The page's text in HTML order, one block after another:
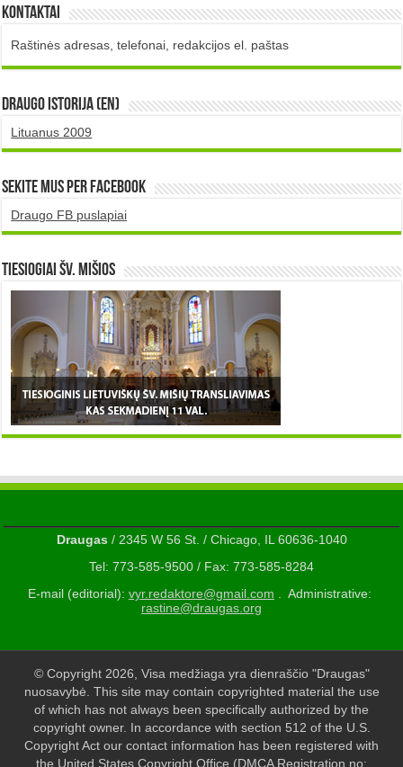
Kontaktai
Raštinės adresas, telefonai, redakcijos el. paštas
DRAUGO istorija (EN)
Lituanus 2009
Sekite mus per Facebook
Draugo FB puslapiai
TIESIOGIAI šv. MIŠIOS
Draugas/ 2345 W 56 St. / Chicago, IL 60636-1040
Tel: 773-585-9500 / Fax: 773-585-8284
E-mail (editorial): vyr.redaktore@gmail.com . Administrative:
rastine@draugas.org
© Copyright 2026, Visa medžiaga yra dienraščio "Draugas"
nuosavybė. This site may contain copyrighted material the use
of which has not always been specifically authorized by the
copyright owner. In accordance with section 512 of the U.S.
Copyright Act our contact information has been registered with
the United States Copyright Office (DMCA Registration no: